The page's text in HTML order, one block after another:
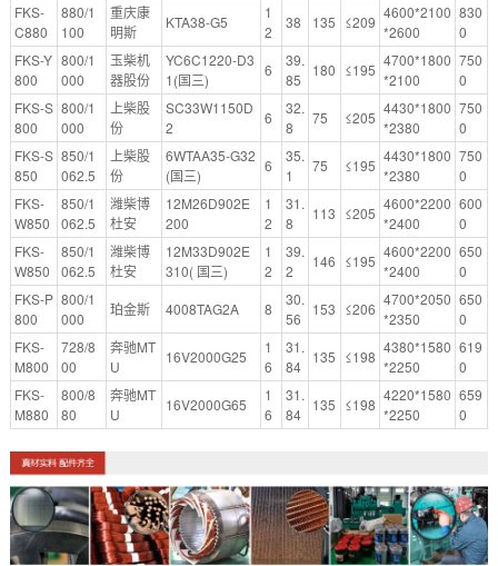
FKS-
C880
880/1
100
重庆康
明斯
KTA38-G5
1
2
38 135 ≤209
4600*2100
*2600
830
0
FKS-Y
800
800/1
000
玉柴机
器股份
YC6C1220-D3
1(国三)
6
39.
85
180 ≤195
4700*1800
*2100
750
0
FKS-S
800
800/1
000
上柴股
份
SC33W1150D
2
6
32.
8
75 ≤205
4430*1800
*2380
750
0
FKS-S
850
850/1
062.5
上柴股
份
6WTAA35-G32
(国三)
6
35.
1
75 ≤195
4430*1800
*2380
750
0
FKS-
W850
850/1
062.5
潍柴博
杜安
12M26D902E
200
1
2
31.
8
113 ≤205
4600*2200
*2400
600
0
FKS-
W850
850/1
062.5
潍柴博
杜安
12M33D902E
310( 国三)
1
2
39.
2
146 ≤195
4600*2200
*2400
650
0
FKS-P
800
800/1
000
珀金斯 4008TAG2A 8
30.
56
153 ≤206
4700*2050
*2350
650
0
FKS-
M800
728/8
00
奔驰MT
U
16V2000G25
1
6
31.
84
135 ≤198
4380*1580
*2250
619
0
FKS-
M880
800/8
80
奔驰MT
U
16V2000G65
1
6
31.
84
135 ≤198
4220*1580
*2250
659
0